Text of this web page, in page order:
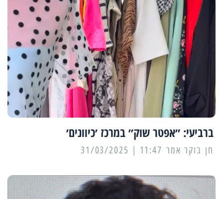
ברביעי: ״אפטר שוק״ במרכז ׳כיוונים׳
11:47 | 31/03/2025